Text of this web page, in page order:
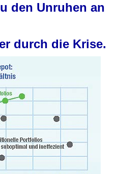
den Unruhen an
durch die Krise.